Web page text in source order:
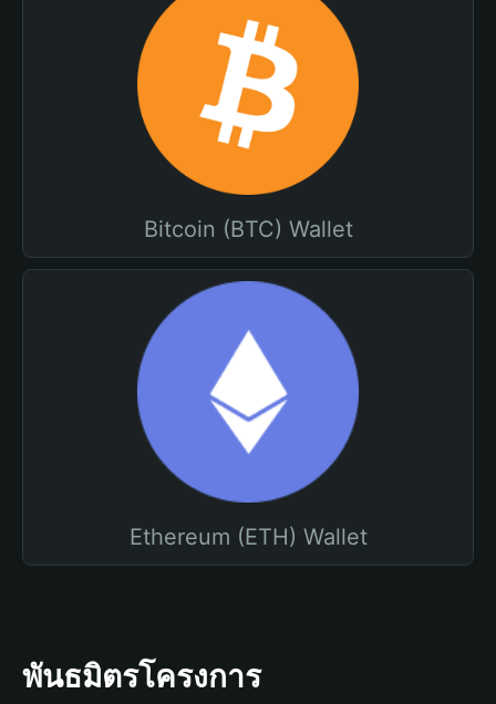
Bitcoin (BTC) Wallet
Ethereum (ETH) Wallet
พันธมิตรโครงการ